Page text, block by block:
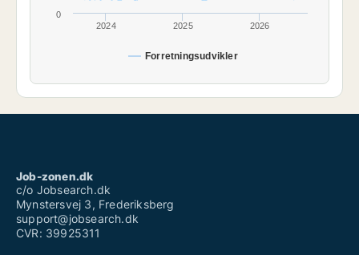
Forretningsudvikler
2024 2025 2026
0
Job-zonen.dk
c/o Jobsearch.dk
Mynstersvej 3, Frederiksberg
support@jobsearch.dk
CVR: 39925311